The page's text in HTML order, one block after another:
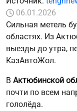
06.01.2026
Сильная метель
областях. Из
выезды до утра,
КазАвтоЖол.
В Актюбинской
почти по всем
гололёда.